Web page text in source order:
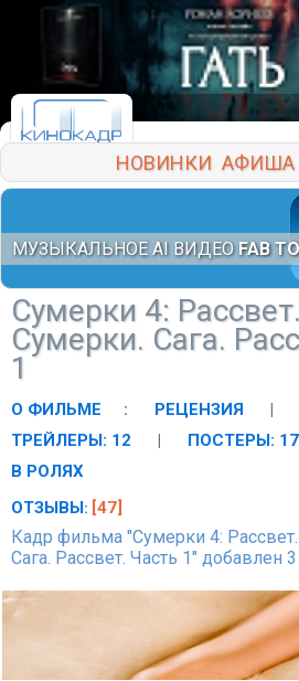
НОВИНКИ АФИША
МУЗЫКАЛЬНОЕ AI ВИДЕО FAB
Сумерки 4:
Сумерки. Сага.
1
О ФИЛЬМЕ : РЕЦЕНЗИЯ |
ТРЕЙЛЕРЫ: 12
| ПОСТЕРЫ: 17
В РОЛЯХ
ОТЗЫВЫ: [47]
Кадр фильма "Сумерки 4:
Сага. Рассвет. Часть 1" добавлен